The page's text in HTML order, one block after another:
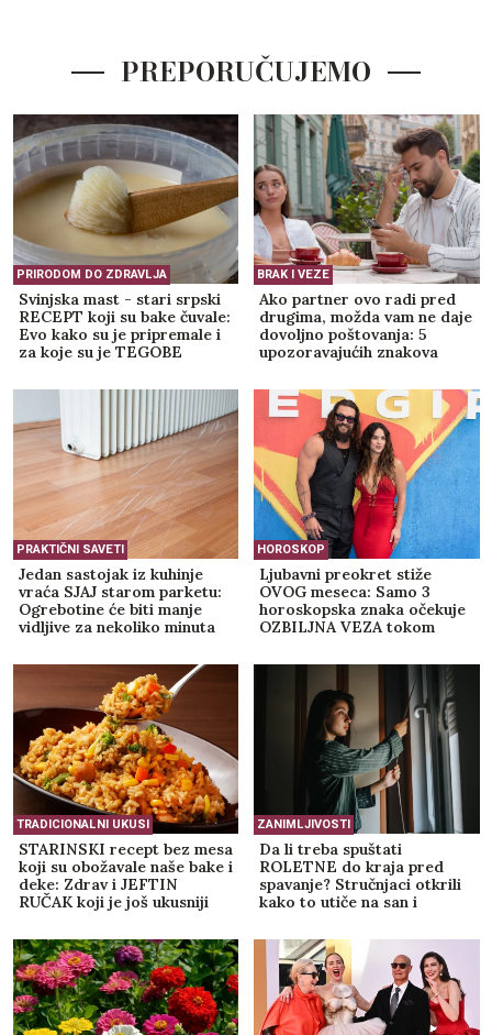
PREPORUČUJEMO
PRIRODOM DO ZDRAVLJA
Svinjska mast - stari srpski
RECEPT koji su bake čuvale:
Evo kako su je pripremale i
za koje su je TEGOBE
BRAK I VEZE
Ako partner ovo radi pred
drugima, možda vam ne daje
dovoljno poštovanja: 5
upozoravajućih znakova
PRAKTIČNI SAVETI
Jedan sastojak iz kuhinje
vraća SJAJ starom parketu:
Ogrebotine će biti manje
vidljive za nekoliko minuta
HOROSKOP
Ljubavni preokret stiže
OVOG meseca: Samo 3
horoskopska znaka očekuje
OZBILJNA VEZA tokom
TRADICIONALNI UKUSI
STARINSKI recept bez mesa
koji su obožavale naše bake i
deke: Zdrav i JEFTIN
RUČAK koji je još ukusniji
ZANIMLJIVOSTI
Da li treba spuštati
ROLETNE do kraja pred
spavanje? Stručnjaci otkrili
kako to utiče na san i